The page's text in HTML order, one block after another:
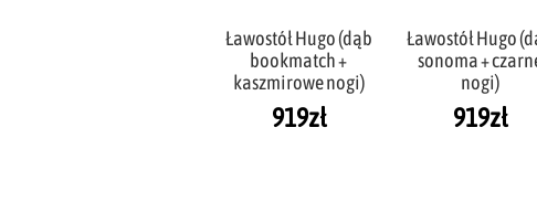
Ławostół Hugo (dąb
bookmatch +
kaszmirowe nogi)
919zł
Ławostół Hugo
sonoma +
nogi)
919zł